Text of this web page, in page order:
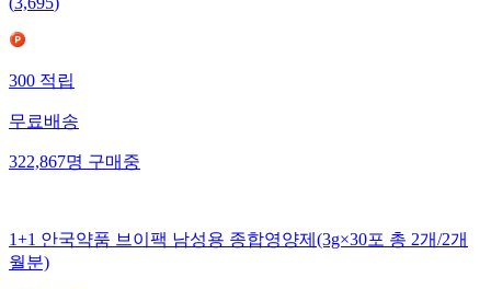
(3,695)
300적립
무료배송
322,867명구매중
1+1 안국약품 브이팩 남성용 종합영양제(3g×30포 총 2개/2개
월분)